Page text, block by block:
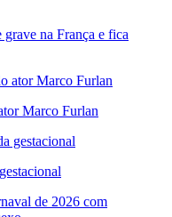
na França e fica
Marco Furlan